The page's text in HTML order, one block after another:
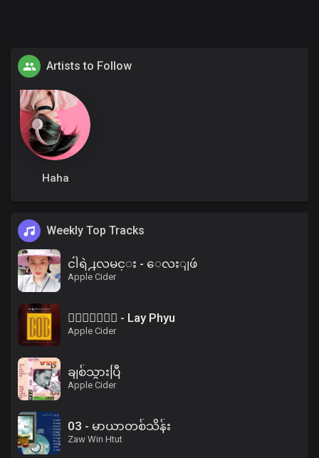
Artists to Follow
Haha
Weekly Top Tracks
ငါရဲ႕လမင္း - ေလးျဖဴ
Apple Cider
၀ိေရာဓိ - Lay Phyu
Apple Cider
ချစ်သွားပြီ
Apple Cider
03 - မာယာတစ်သိန်း
Zaw Win Htut